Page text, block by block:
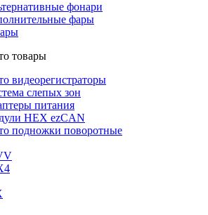
фонари
фары
товары
видеорегистраторы
слепых зон
питания
HEX ezCAN
подножки поворотные